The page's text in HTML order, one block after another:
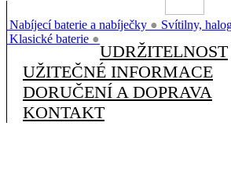
Nabíjecí baterie a nabíječky ● Svítilny,
Klasické baterie ●
UDRŽITELNOST
UŽITEČNÉ INFORMACE
DORUČENÍ A DOPRAVA
KONTAKT